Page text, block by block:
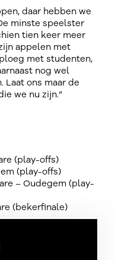
daar hebben we
minste speelster
tien keer meer
appelen met
met studenten,
nog wel
Laat ons maar de
we nu zijn.”
(play-offs)
(play-offs)
– Oudegem (play-
(bekerfinale)